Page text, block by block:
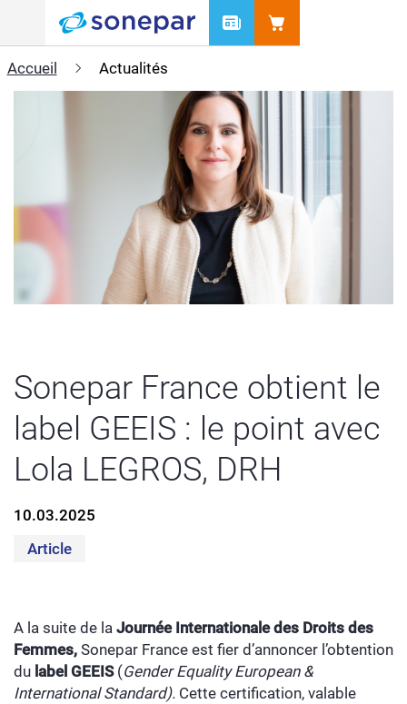
Accueil
Actualités
Sonepar France obtient le
label GEEIS : le point avec
Lola LEGROS, DRH
10.03.2025
Article
A la suite de la Journée Internationale des Droits des
Femmes, Sonepar France est fier d’annoncer l’obtention
du label GEEIS(Gender Equality European &
International Standard). Cette certification, valable